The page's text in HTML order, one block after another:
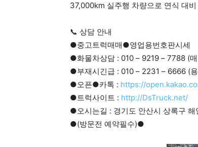
37,000km 실주행 차량으로 연식 대
📞 상담 안내
●중고트럭매매●영업용번호판시세
●화물차상담 : 010 – 9219 – 7788 (
●부재시긴급 : 010 – 2231 – 6666 (
●오픈●카톡 : https://
●트럭사이트 : http://DsTruck.net/
●오시는길 : 경기도 안산시 상록구
●(방문전 예약필수)●